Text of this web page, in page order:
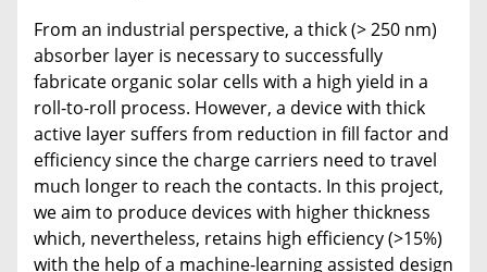
From an industrial perspective, a thick (> 250 nm)
absorber layer is necessary to successfully
fabricate organic solar cells with a high yield in a
roll-to-roll process. However, a device with thick
active layer suffers from reduction in fill factor and
efficiency since the charge carriers need to travel
much longer to reach the contacts. In this project,
we aim to produce devices with higher thickness
which, nevertheless, retains high efficiency (>15%)
with the help of a machine-learning assisted design